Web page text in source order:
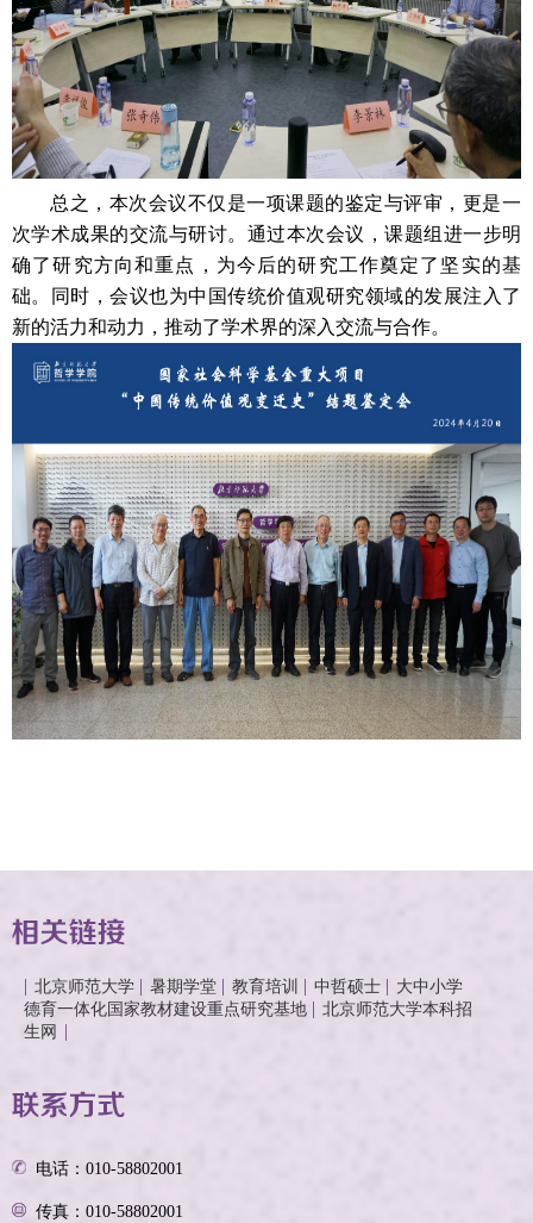
总之，本次会议不仅是一项课题的鉴定与评审，更是一
次学术成果的交流与研讨。通过本次会议，课题组进一步明
确了研究方向和重点，为今后的研究工作奠定了坚实的基
础。同时，会议也为中国传统价值观研究领域的发展注入了
新的活力和动力，推动了学术界的深入交流与合作。
北京师范大学 暑期学堂 教育培训 中哲硕士
大中小学
德育一体化国家教材建设重点研究基地
北京师范大学本科招
生网
电话：010-58802001
传真：010-58802001